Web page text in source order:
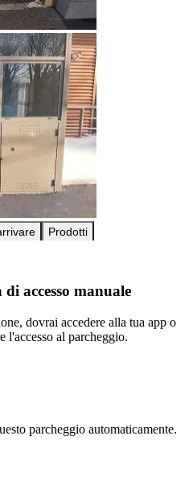
Prodotti
accesso manuale
dovrai accedere alla tua app o
l'accesso al parcheggio.
parcheggio automaticamente.